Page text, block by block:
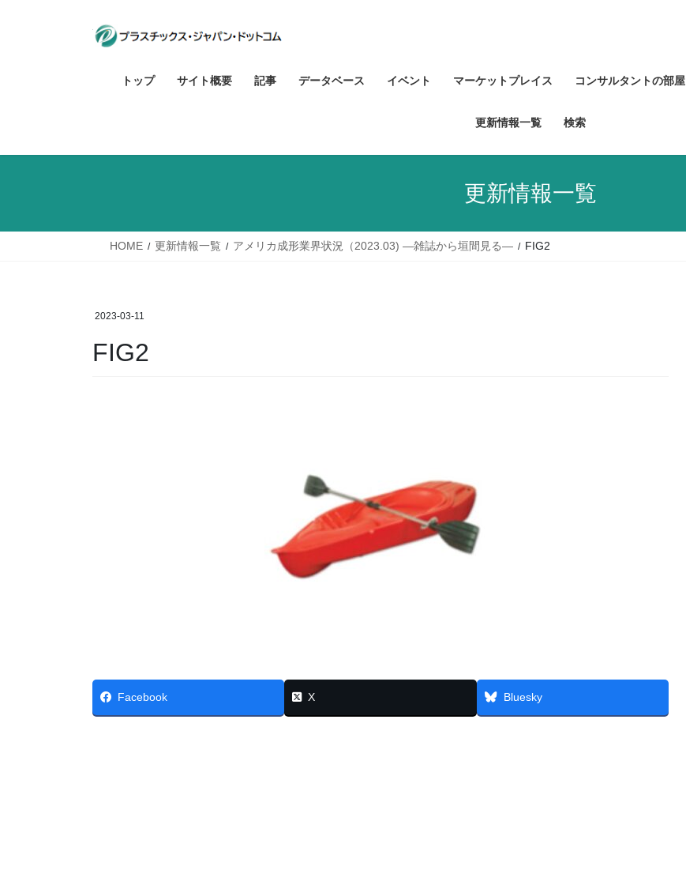
トップ サイト概要 記事 データベース イベント マーケットプレイス コンサルタントの部屋
更新情報一覧 検索
更新情報一覧
HOME 更新情報一覧 アメリカ成形業界状況（2023.03) ―雑誌から垣間見る― FIG2
2023-03-11
FIG2
Facebook X Bluesky